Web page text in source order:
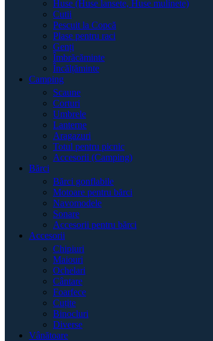
Huse (Huse lansete, Huse mulinete)
Cutii
Pescuit la Copcă
Plase pentru raci
Genți
Îmbrăcăminte
Încălțăminte
Camping
Scaune
Corturi
Umbrele
Lanterne
Aragazuri
Totul pentru picnic
Accesorii (Camping)
Bărci
Bărci gonflabile
Motoare pentru bărci
Navomodele
Sonare
Accesorii pentru bărci
Accesorii
Chipiuri
Maiouri
Ochelari
Cântare
Foarfece
Cuțite
Binocluri
Diverse
Vânătoare